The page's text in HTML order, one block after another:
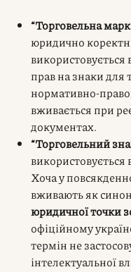
“Торговельна
юридично
прав на знаки для
нормативно-
вживається при
документах.
“Торговельний
використовується
Хоча у
вживають як
юридичної точки
офіційному
термін не
інтелектуальної